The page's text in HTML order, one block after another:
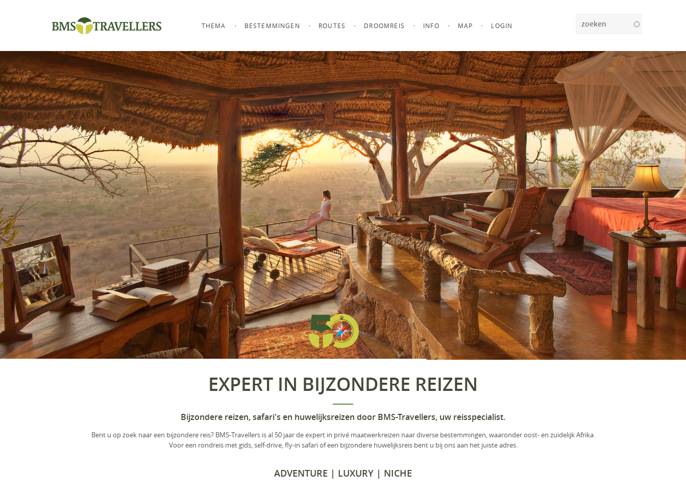
THEMA BESTEMMINGEN ROUTES DROOMREIS INFO MAP LOGIN
Zoeken
EXPERT IN BIJZONDERE REIZEN
Bijzondere reizen, safari's en huwelijksreizen door BMS-Travellers, uw reisspecialist.
Bent u op zoek naar een bijzondere reis? BMS-Travellers is al 50 jaar de expert in privé maatwerkreizen naar diverse bestemmingen, waaronder oost- en zuidelijk Afrika.
Voor een rondreis met gids, self-drive, fly-in safari of een bijzondere huwelijksreis bent u bij ons aan het juiste adres.
ADVENTURE | LUXURY | NICHE